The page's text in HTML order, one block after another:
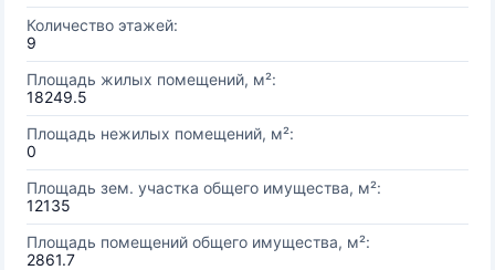
Количество этажей:
9
Площадь жилых помещений, м²:
18249.5
Площадь нежилых помещений, м²:
0
Площадь зем. участка общего имущества, м²:
12135
Площадь помещений общего имущества, м²:
2861.7